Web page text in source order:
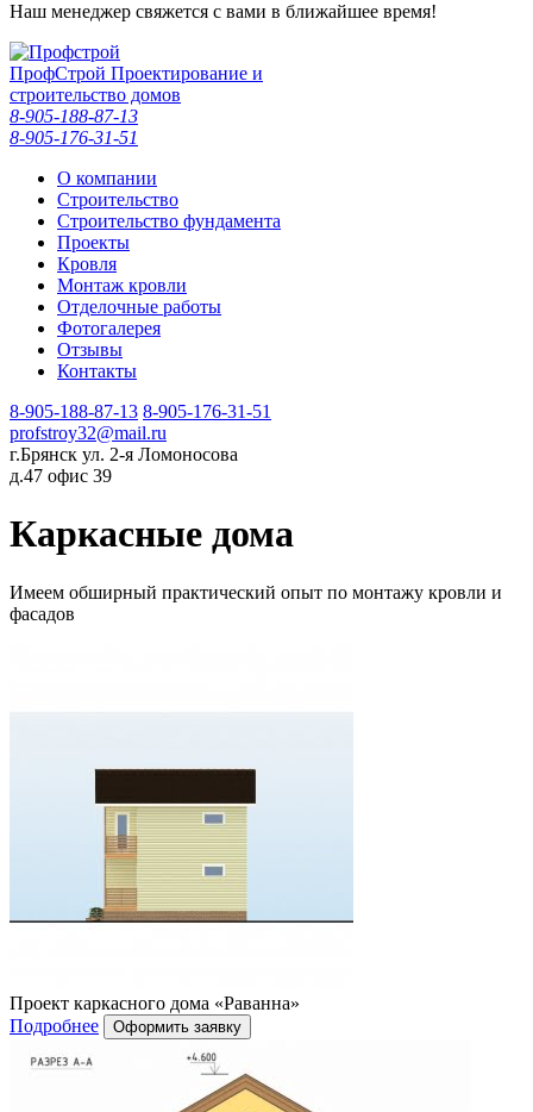
Наш менеджер свяжется с вами в ближайшее время!
ПрофСтрой Проектирование и
строительство домов
8-905-188-87-13
8-905-176-31-51
О компании
Строительство
Строительство фундамента
Проекты
Кровля
Монтаж кровли
Отделочные работы
Фотогалерея
Отзывы
Контакты
8-905-188-87-13 8-905-176-31-51
profstroy32@mail.ru
г.Брянск ул. 2-я Ломоносова
д.47 офис 39
Каркасные дома
Имеем обширный практический опыт по монтажу кровли и
фасадов
Проект каркасного дома «Раванна»
Подробнее